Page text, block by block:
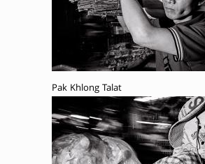
Pak Khlong Talat